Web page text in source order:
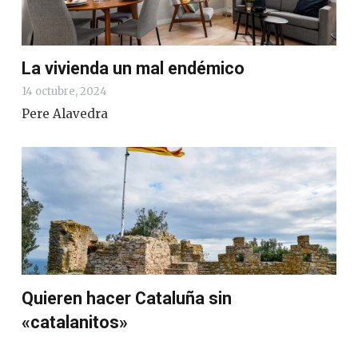
La vivienda un mal endémico
14 octubre, 2024
Pere Alavedra
Quieren hacer Cataluña sin
«catalanitos»